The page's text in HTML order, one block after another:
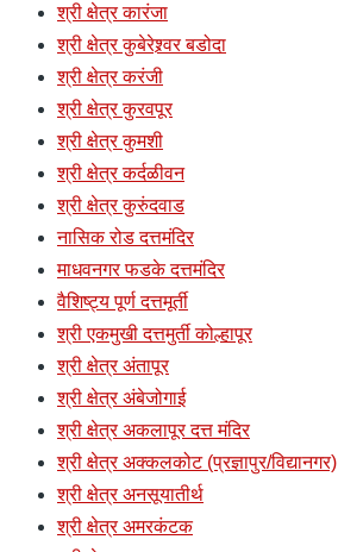
श्री क्षेत्र कारंजा
श्री क्षेत्र कुबेरेश्र्वर बडोदा
श्री क्षेत्र करंजी
श्री क्षेत्र कुरवपूर
श्री क्षेत्र कुमशी
श्री क्षेत्र कर्दळीवन
श्री क्षेत्र कुरुंदवाड
नासिक रोड दत्तमंदिर
माधवनगर फडके दत्तमंदिर
वैशिष्ट्य पूर्ण दत्तमूर्ती
श्री एकमुखी दत्तमुर्ती कोल्हापूर
श्री क्षेत्र अंतापूर
श्री क्षेत्र अंबेजोगाई
श्री क्षेत्र अकलापूर दत्त मंदिर
श्री क्षेत्र अक्कलकोट (प्रज्ञापुर/विद्यानगर)
श्री क्षेत्र अनसूयातीर्थ
श्री क्षेत्र अमरकंटक